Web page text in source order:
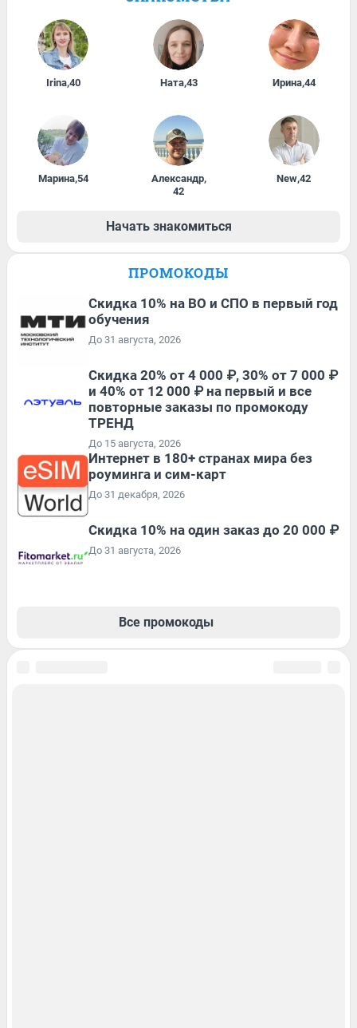
Irina,40 Ната,43 Ирина,44
Марина,54 Александр,
42
New,42
Начать знакомиться
ПРОМОКОДЫ
Скидка 10% на ВО и СПО в первый год
обучения
До 31 августа, 2026
Скидка 20% от 4 000 ₽, 30% от 7 000 ₽
и 40% от 12 000 ₽ на первый и все
повторные заказы по промокоду
ТРЕНД
До 15 августа, 2026
Интернет в 180+ странах мира без
роуминга и сим-карт
До 31 декабря, 2026
Скидка 10% на один заказ до 20 000 ₽
До 31 августа, 2026
Все промокоды